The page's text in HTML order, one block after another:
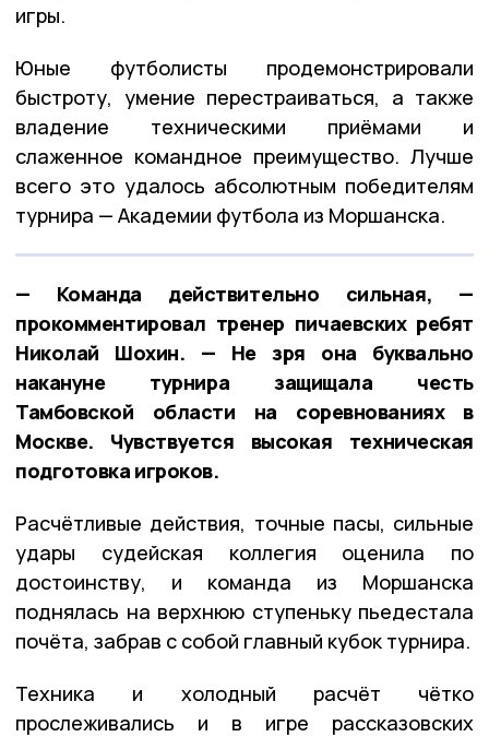
игры.
Юные футболисты продемонстрировали
быстроту, умение перестраиваться, а также
владение техническими приёмами и
слаженное командное преимущество. Лучше
всего это удалось абсолютным победителям
турнира — Академии футбола из Моршанска.
— Команда действительно сильная, —
прокомментировал тренер пичаевских ребят
Николай Шохин. — Не зря она буквально
накануне турнира защищала честь
Тамбовской области на соревнованиях в
Москве. Чувствуется высокая техническая
подготовка игроков.
Расчётливые действия, точные пасы, сильные
удары судейская коллегия оценила по
достоинству, и команда из Моршанска
поднялась на верхнюю ступеньку пьедестала
почёта, забрав с собой главный кубок турнира.
Техника и холодный расчёт чётко
прослеживались и в игре рассказовских